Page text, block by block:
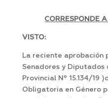
CORRESPONDE
VISTO:
La reciente aprobación
Senadores y Diputados
Provincial Nº 15.134/19
Obligatoria en Género